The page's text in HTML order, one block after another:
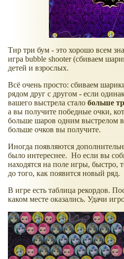
Тир три бум - это хорошо всем
игра bubble shooter (сбиваем
детей и взрослых.
Всё очень просто: сбиваем
рядом друг с другом - если
вашего выстрела стало больше
а вы получите победные очки,
больше шаров одним выстрелом
больше очков вы получите.
Иногда появляются
было интереснее. Но если вы
находятся на поле игры, быстро,
до того, как появится новый ряд.
В игре есть таблица рекордов.
каком месте оказались. Удачи